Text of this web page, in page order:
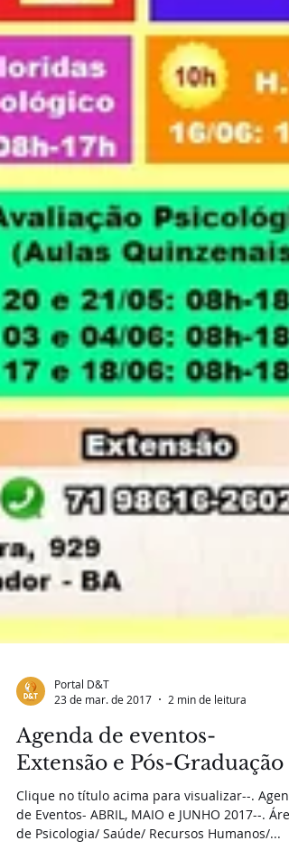
Portal D&T
23 de mar. de 2017
2 min de leitura
Extensão e Pós-Graduação
Clique no título acima para visualizar--.